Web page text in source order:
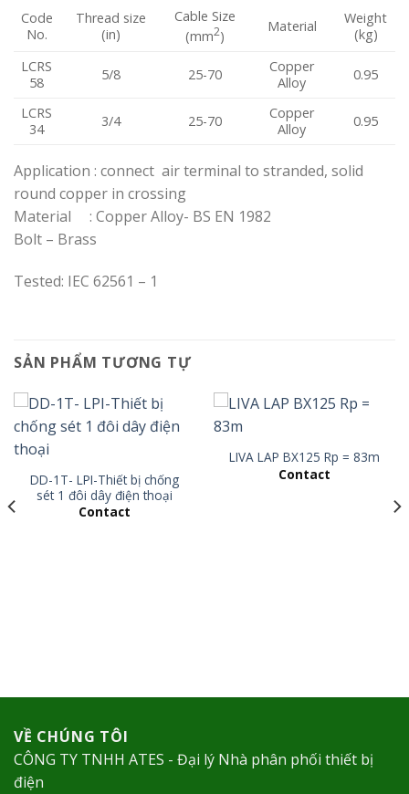
Code
No.
Thread size
(in)
Cable Size
(mm2)
Material
Weight
(kg)
LCRS
58
5/8 25-70
Copper
Alloy
0.95
LCRS
34
3/4 25-70
Copper
Alloy
0.95
Application : connect air terminal to stranded, solid
round copper in crossing
Material : Copper Alloy- BS EN 1982
Bolt – Brass
Tested: IEC 62561 – 1
SẢN PHẨM TƯƠNG TỰ
DD-1T- LPI-Thiết bị chống
sét 1 đôi dây điện thoại
Contact
LIVA LAP BX125 Rp = 83m
Contact
VỀ CHÚNG TÔI
CÔNG TY TNHH ATES - Đại lý Nhà phân phối thiết bị
điện